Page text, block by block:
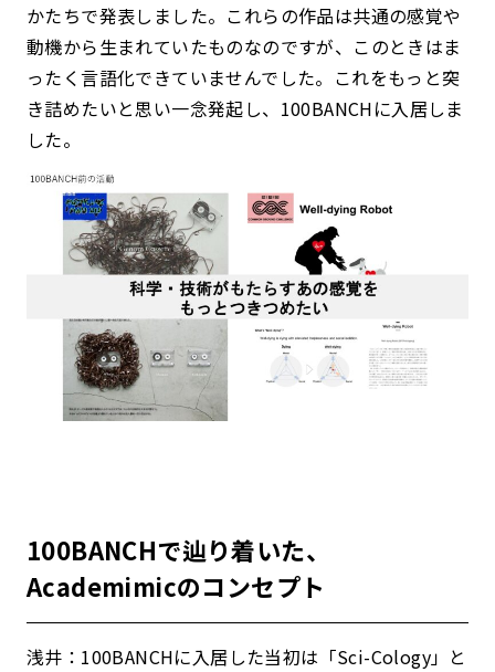
かたちで発表しました。これらの作品は共通の感覚や
動機から生まれていたものなのですが、このときはま
ったく言語化できていませんでした。これをもっと突
き詰めたいと思い一念発起し、100BANCHに入居しま
した。
100BANCHで辿り着いた、
Academimicのコンセプト
浅井：100BANCHに入居した当初は「Sci-Cology」と